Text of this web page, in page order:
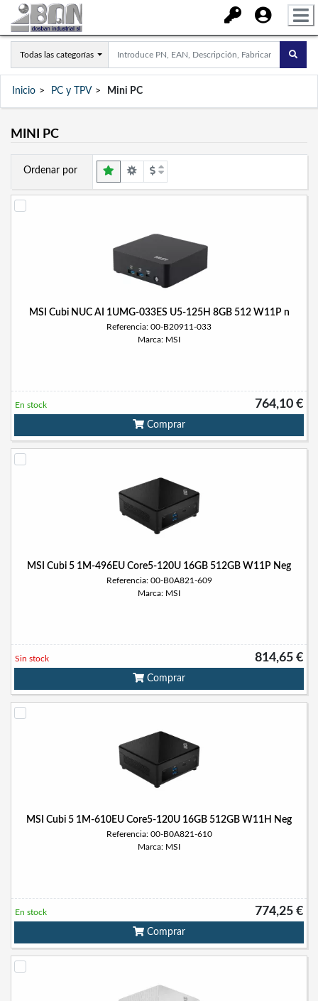
Todas las categorías
Inicio PC y TPV Mini PC
MINI PC
Ordenar por
MSI Cubi NUC AI 1UMG-033ES U5-125H 8GB 512 W11P n
Referencia: 00-B20911-033
Marca: MSI
764,10 €
En stock
Comprar
MSI Cubi 5 1M-496EU Core5-120U 16GB 512GB W11P Neg
Referencia: 00-B0A821-609
Marca: MSI
814,65 €
Sin stock
Comprar
MSI Cubi 5 1M-610EU Core5-120U 16GB 512GB W11H Neg
Referencia: 00-B0A821-610
Marca: MSI
774,25 €
En stock
Comprar